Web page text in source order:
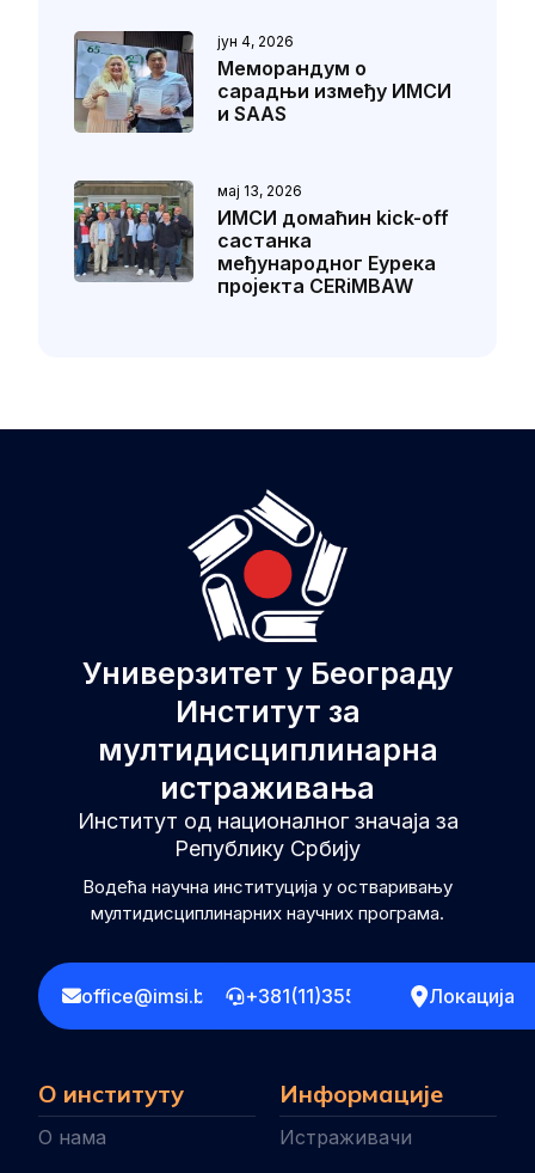
Меморандум о
сарадњи између ИМСИ
и SAAS
јун 4, 2026
ИМСИ домаћин kick-off
састанка
међународног Еурека
пројекта CERiMBAW
мај 13, 2026
Универзитет у Београду
Институт за
мултидисциплинарна
истраживања
Институт од националног значаја за
Републику Србију
Водећа научна институција у остваривању
мултидисциплинарних научних програма.
office@imsi.bg.ac.rs+381(11)3555258 Локација
О институту
О нама
Информације
Истраживачи